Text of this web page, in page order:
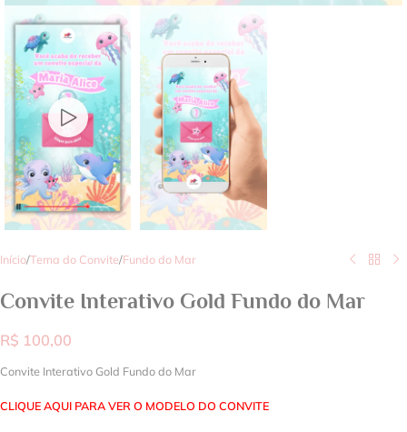
Início/Tema do Convite/Fundo do Mar
Convite Interativo Gold Fundo do Mar
R$ 100,00
Convite Interativo Gold Fundo do Mar
CLIQUE AQUI PARA VER O MODELO DO CONVITE